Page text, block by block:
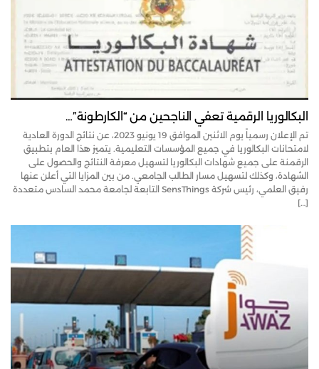
البكالوريا الرقمية تعفي الناجحين من “الكارطونة”…
تم الإعلان رسمياً يوم الاثنين الموافق 19 يونيو 2023، عن نتائج الدورة العادية
لامتحانات البكالوريا في جميع المؤسسات التعليمية. يتميز هذا العام بتطبيق
الرقمنة على جميع شهادات البكالوريا لتسهيل معرفة النتائج والحصول على
الشهادة، وكذلك لتسهيل مسار الطالب الجامعي. من بين المزايا التي أعلن عنها
رفيق العلمي، رئيس شركة SensThings التابعة لجامعة محمد السادس متعددة
[…]